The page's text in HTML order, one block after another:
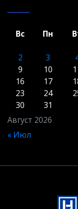
Август 2026
Вс Пн
2
3
9
10
16
17
23
24
30
31
« Июл